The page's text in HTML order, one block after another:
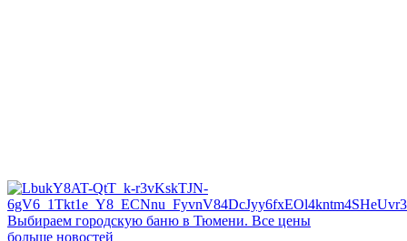
Выбираем городскую баню в Тюмени. Все цены
больше новостей